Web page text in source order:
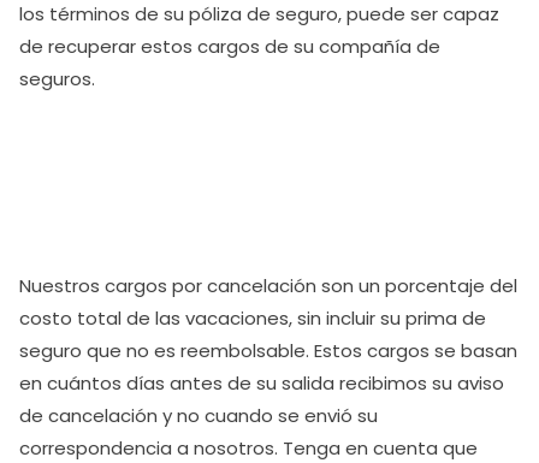
los términos de su póliza de seguro, puede ser capaz
de recuperar estos cargos de su compañía de
seguros.
Nuestros cargos por cancelación son un porcentaje del
costo total de las vacaciones, sin incluir su prima de
seguro que no es reembolsable. Estos cargos se basan
en cuántos días antes de su salida recibimos su aviso
de cancelación y no cuando se envió su
correspondencia a nosotros. Tenga en cuenta que